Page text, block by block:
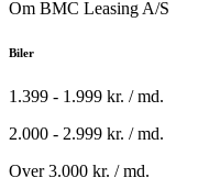
Om BMC Leasing A/S
Biler
1.399 - 1.999 kr. / md.
2.000 - 2.999 kr. / md.
Over 3.000 kr. / md.